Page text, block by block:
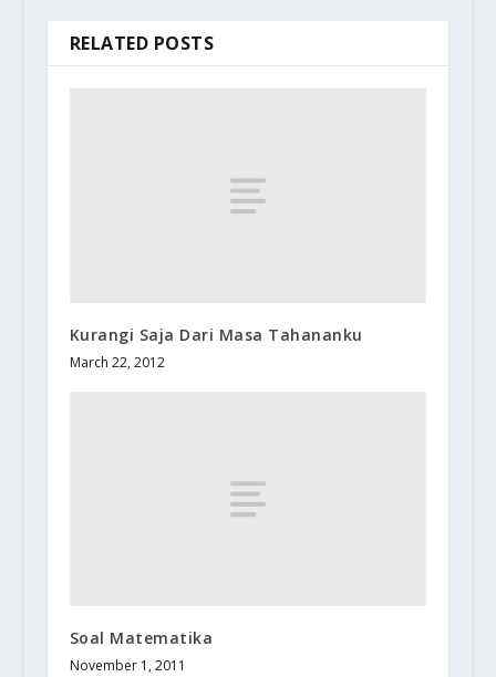
RELATED POSTS
Kurangi Saja Dari Masa Tahananku
March 22, 2012
Soal Matematika
November 1, 2011